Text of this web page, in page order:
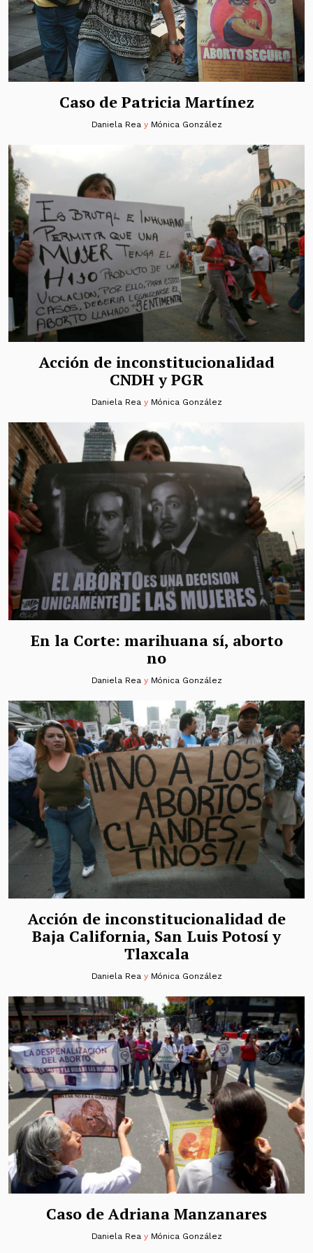
Caso de Patricia Martínez
Daniela Rea y Mónica González
Acción de inconstitucionalidad
CNDH y PGR
Daniela Reay Mónica González
En la Corte: marihuana sí, aborto
no
Daniela Reay Mónica González
Acción de inconstitucionalidad de
Baja California, San Luis Potosí y
Tlaxcala
Daniela Rea y Mónica González
Caso de Adriana Manzanares
Daniela Reay Mónica González